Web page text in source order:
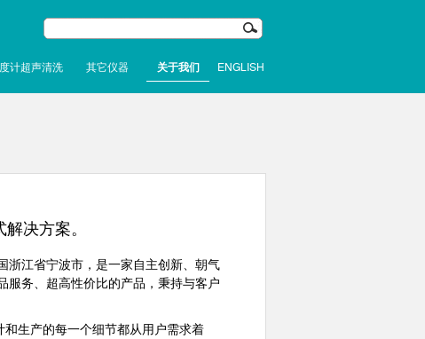
计超声清洗 其它仪器 关于我们 ENGLISH
决方案。
江省宁波市，是一家自主创新、朝气
服务、超高性价比的产品，秉持与客户
生产的每一个细节都从用户需求着